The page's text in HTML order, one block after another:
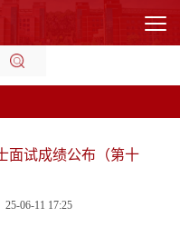
面试成绩公布（第十
25-06-11 17:25